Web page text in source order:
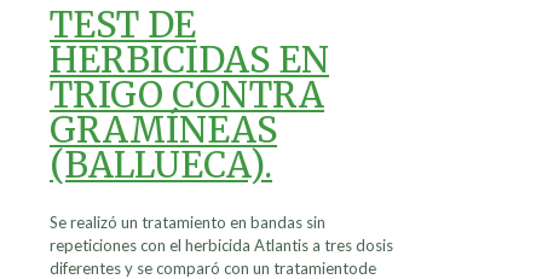
TEST DE
HERBICIDAS EN
TRIGO CONTRA
GRAMÍNEAS
(BALLUECA).
Se realizó un tratamiento en bandas sin
repeticiones con el herbicida Atlantis a tres dosis
diferentes y se comparó con un tratamientode